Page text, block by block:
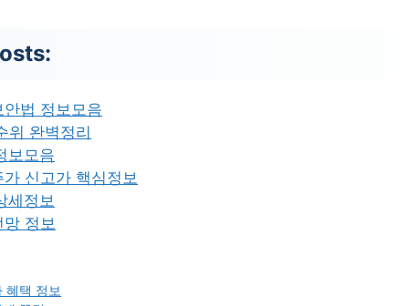
법 정보모음
위 완벽정리
보모음
신고가 핵심정보
세정보
정보
혜택 정보